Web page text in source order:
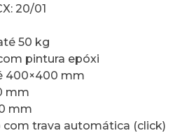
20/01
50 kg
pintura epóxi
400×400 mm
mm
mm
com trava automática (click)